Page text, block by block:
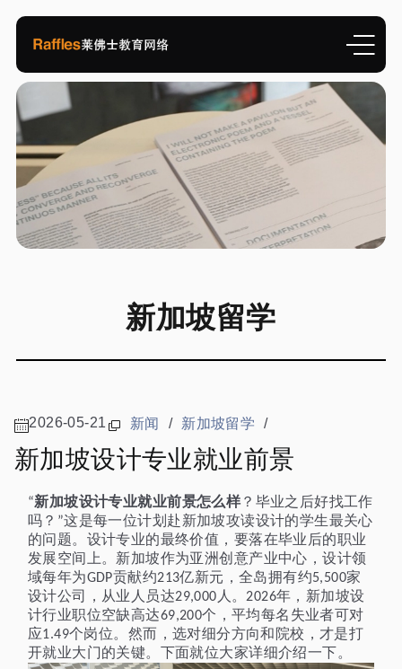
新加坡留学
2026-05-21 新闻 / 新加坡留学 /
新加坡设计专业就业前景
“新加坡设计专业就业前景怎么样？毕业之后好找工作
吗？ ”这是每一位计划赴新加坡攻读设计的学生最关心
的问题。设计专业的最终价值，要落在毕业后的职业
发展空间上。新加坡作为亚洲创意产业中心，设计领
域每年为GDP贡献约213亿新元，全岛拥有约5,500家
设计公司，从业人员达29,000 人。 2026年，新加坡设
计行业职位空缺高达69,200个，平均每名失业者可对
应1.49个岗位。然而，选对细分方向和院校，才是打
开就业大门的关键。下面就位大家详细介绍一下。